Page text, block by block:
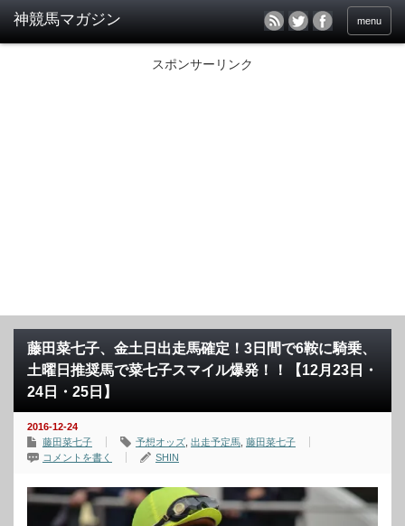
menu
スポンサーリンク
藤田菜七子、金土日出走馬確定！3日間で6鞍に騎乗、
土曜日推奨馬で菜七子スマイル爆発！！【12月23日・
24日・25日】
2016-12-24
藤田菜七子
予想オッズ 出走予定馬 藤田菜七子
コメントを書く
SHIN